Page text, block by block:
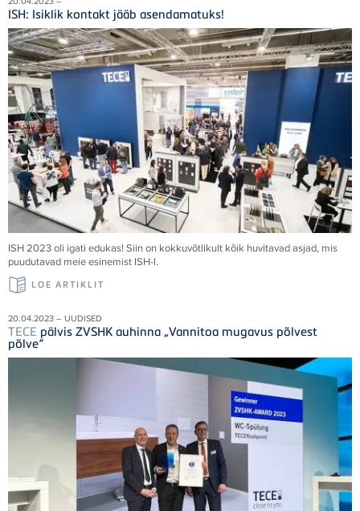
ISH: Isiklik kontakt jääb asendamatuks!
ISH 2023 oli igati edukas! Siin on kokkuvõtlikult kõik huvitavad asjad, mis
puudutavad meie esinemist ISH-l.
LOE ARTIKLIT
20.04.2023 – UUDISED
TECE pälvis ZVSHK auhinna „Vannitoa mugavus põlvest
põlve“